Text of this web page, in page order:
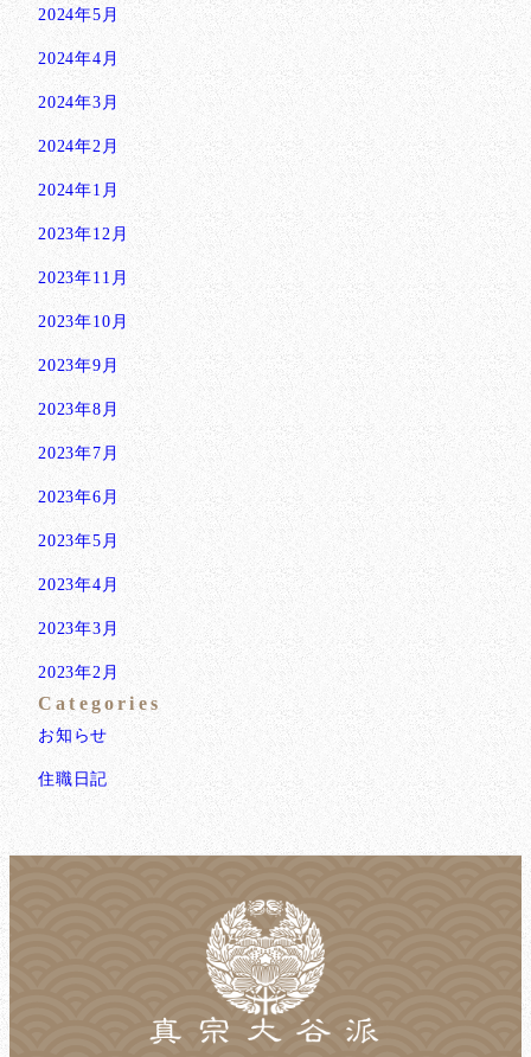
2024年5月
2024年4月
2024年3月
2024年2月
2024年1月
2023年12月
2023年11月
2023年10月
2023年9月
2023年8月
2023年7月
2023年6月
2023年5月
2023年4月
2023年3月
2023年2月
Categories
お知らせ
住職日記